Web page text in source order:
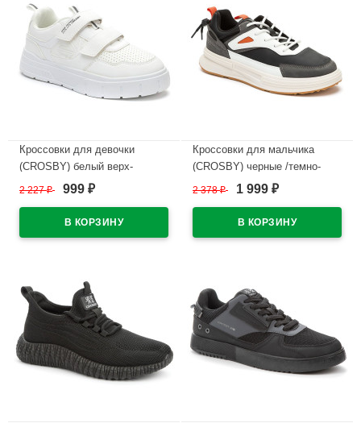
Кроссовки для девочки
(CROSBY) белый верх-
искусственная кожа/сетка
арт.248039/02-02
2 227₽ 999 ₽
Кроссовки для мальчика
(CROSBY) черные /темно-
серый верх-искусственный
искусственная кожа
размерный ряд 38-41
2 378₽ 1 999 ₽